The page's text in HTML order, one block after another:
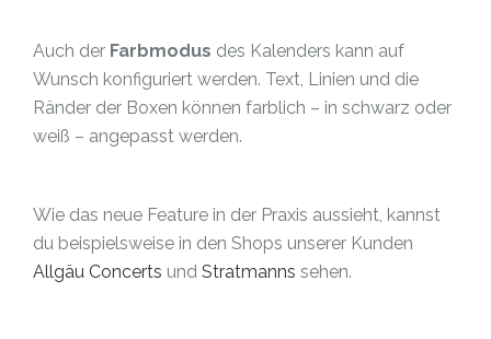
Auch der Farbmodus des Kalenders kann auf
Wunsch konfiguriert werden. Text, Linien und die
Ränder der Boxen können farblich – in schwarz oder
weiß – angepasst werden.
Wie das neue Feature in der Praxis aussieht, kannst
du beispielsweise in den Shops unserer Kunden
Allgäu Concerts und Stratmanns sehen.